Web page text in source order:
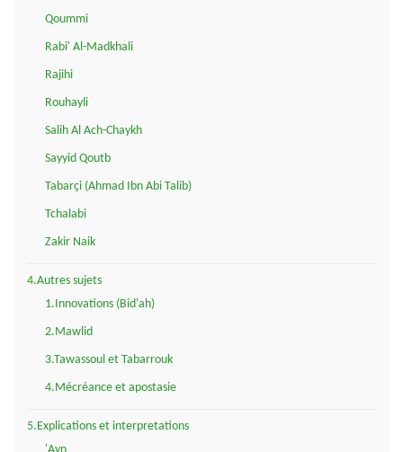
Qoummi
Rabi' Al-Madkhali
Rajihi
Rouhayli
Salih Al Ach-Chaykh
Sayyid Qoutb
Tabarçi (Ahmad Ibn Abi Talib)
Tchalabi
Zakir Naik
4.Autres sujets
1.Innovations (Bid'ah)
2.Mawlid
3.Tawassoul et Tabarrouk
4.Mécréance et apostasie
5.Explications et interpretations